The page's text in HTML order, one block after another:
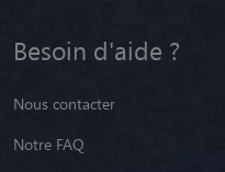
Besoin d'aide ?
Nous contacter
Notre FAQ